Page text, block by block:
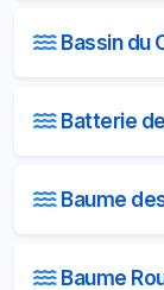
Bassin du
Batterie
Baume
Baume